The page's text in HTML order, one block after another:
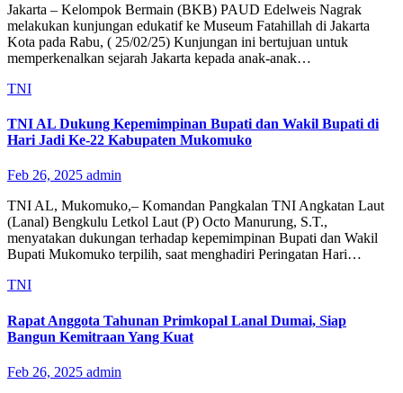
Jakarta – Kelompok Bermain (BKB) PAUD Edelweis Nagrak
melakukan kunjungan edukatif ke Museum Fatahillah di Jakarta
Kota pada Rabu, ( 25/02/25) Kunjungan ini bertujuan untuk
memperkenalkan sejarah Jakarta kepada anak-anak…
TNI
TNI AL Dukung Kepemimpinan Bupati dan Wakil Bupati di
Hari Jadi Ke-22 Kabupaten Mukomuko
Feb 26, 2025 admin
TNI AL, Mukomuko,– Komandan Pangkalan TNI Angkatan Laut
(Lanal) Bengkulu Letkol Laut (P) Octo Manurung, S.T.,
menyatakan dukungan terhadap kepemimpinan Bupati dan Wakil
Bupati Mukomuko terpilih, saat menghadiri Peringatan Hari…
TNI
Rapat Anggota Tahunan Primkopal Lanal Dumai, Siap
Bangun Kemitraan Yang Kuat
Feb 26, 2025 admin